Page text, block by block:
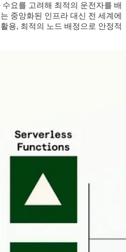
요를 고려해 최적의 운전자를 배
중앙화된 인프라 대신 전 세계에
용, 최적의 노드 배정으로 안정적